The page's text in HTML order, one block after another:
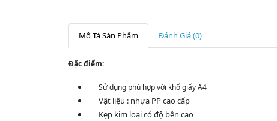
Mô Tả Sản Phẩm Đánh Giá (0)
Đặc điểm:
Sử dụng phù hợp với khổ giấy A4
Vật liệu : nhựa PP cao cấp
Kẹp kim loại có độ bền cao